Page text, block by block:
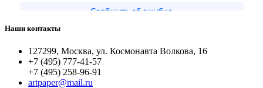
Наши контакты
127299, Москва, ул. Космонавта Волкова, 16
+7 (495) 777-41-57
+7 (495) 258-96-91
artpaper@mail.ru